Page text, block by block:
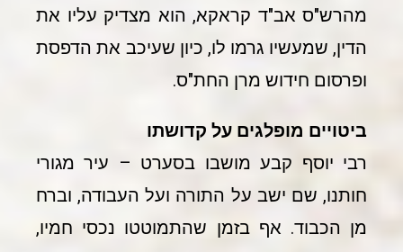
מהרש"ס אב"ד קראקא, הוא מצדיק עליו את
הדין, שמעשיו גרמו לו, כיון שעיכב את הדפסת
ופרסום חידוש מרן החת"ס.
ביטויים מופלגים על קדושתו
רבי יוסף קבע מושבו בסערט – עיר מגורי
חותנו, שם ישב על התורה ועל העבודה, וברח
מן הכבוד. אף בזמן שהתמוטטו נכסי חמיו,